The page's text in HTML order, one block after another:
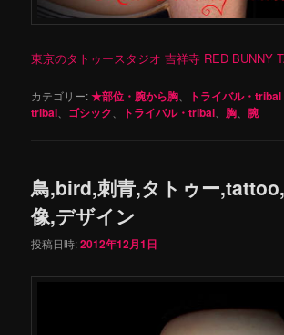
東京のタトゥースタジオ 吉祥寺 RED BUNNY
カテゴリー:★部位・腕から胸 トライバル・tribal
tribal ゴシック トライバル・tribal 胸 腕
鳥,bird,刺青,タトゥー
像,デザイン
投稿日時:2012年12月1日